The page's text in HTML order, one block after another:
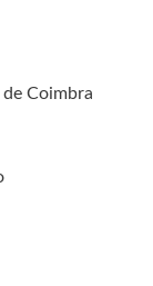
Coimbra